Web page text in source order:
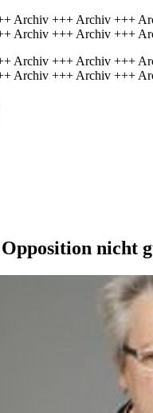
Archiv +++ Archiv +++
Archiv +++ Archiv +++
Archiv +++ Archiv +++
Archiv +++ Archiv +++
nicht